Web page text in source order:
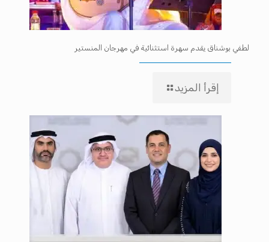
لطفي بوشناق يقدم سهرة استثنائية في مهرجان المنستير
إقرأ المزيد